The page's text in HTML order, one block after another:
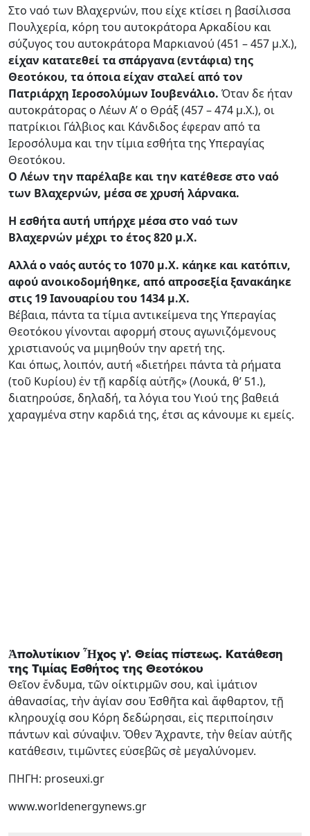
Στο ναό των Βλαχερνών, που είχε κτίσει η βασίλισσα
Πουλχερία, κόρη του αυτοκράτορα Αρκαδίου και
σύζυγος του αυτοκράτορα Μαρκιανού (451 – 457 μ.Χ.),
είχαν κατατεθεί τα σπάργανα (εντάφια) της
Θεοτόκου, τα όποια είχαν σταλεί από τον
Πατριάρχη Ιεροσολύμων Ιουβενάλιο. Όταν δε ήταν
αυτοκράτορας ο Λέων Α’ ο Θράξ (457 – 474 μ.Χ.), οι
πατρίκιοι Γάλβιος και Κάνδιδος έφεραν από τα
Ιεροσόλυμα και την τίμια εσθήτα της Υπεραγίας
Θεοτόκου.
Ο Λέων την παρέλαβε και την κατέθεσε στο ναό
των Βλαχερνών, μέσα σε χρυσή λάρνακα.
Η εσθήτα αυτή υπήρχε μέσα στο ναό των
Βλαχερνών μέχρι το έτος 820 μ.Χ.
Αλλά ο ναός αυτός το 1070 μ.Χ. κάηκε και κατόπιν,
αφού ανοικοδομήθηκε, από απροσεξία ξανακάηκε
στις 19 Ιανουαρίου του 1434 μ.Χ.
Βέβαια, πάντα τα τίμια αντικείμενα της Υπεραγίας
Θεοτόκου γίνονται αφορμή στους αγωνιζόμενους
χριστιανούς να μιμηθούν την αρετή της.
Και όπως, λοιπόν, αυτή «διετήρει πάντα τὰ ρήματα
(τοῦ Κυρίου) ἐν τῇ καρδίᾳ αὐτῆς» (Λουκά, θ’ 51.),
διατηρούσε, δηλαδή, τα λόγια του Υιού της βαθειά
χαραγμένα στην καρδιά της, έτσι ας κάνουμε κι εμείς.
Ἀπολυτίκιον Ἦχος γ’. Θείας πίστεως. Κατάθεση
της Τιμίας Εσθήτος της Θεοτόκου
Θεῖον ἔνδυμα, τῶν οίκτιρμῶν σου, καὶ ἱμάτιον
ἀθανασίας, τὴν ἁγίαν σου Ἐσθῆτα καὶ ἄφθαρτον, τῇ
κληρουχίᾳ σου Κόρη δεδώρησαι, εἰς περιποίησιν
πάντων καὶ σύναψιν. Ὅθεν Ἄχραντε, τὴν θείαν αὐτῆς
κατάθεσιν, τιμῶντες εὐσεβῶς σὲ μεγαλύνομεν.
ΠΗΓΗ: proseuxi.gr
www.worldenergynews.gr